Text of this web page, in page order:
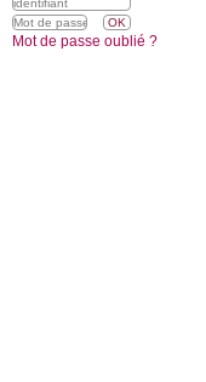
Mot de passe oublié ?